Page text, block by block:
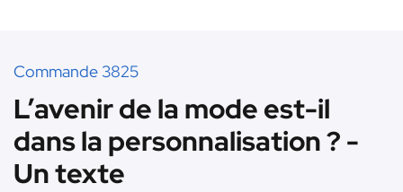
Commande 3825
L’avenir de la mode est-il
dans la personnalisation ? -
Un texte